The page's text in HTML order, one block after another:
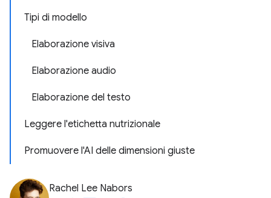
Tipi di modello
Elaborazione visiva
Elaborazione audio
Elaborazione del testo
Leggere l'etichetta nutrizionale
Promuovere l'AI delle dimensioni giuste
Rachel Lee Nabors